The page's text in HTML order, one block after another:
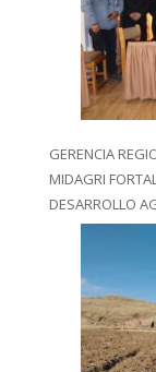
GERENCIA
MIDAGRI
DESARROLLO